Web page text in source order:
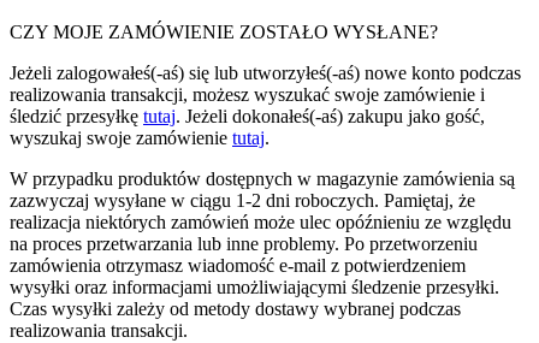
CZY MOJE ZAMÓWIENIE ZOSTAŁO WYSŁANE?
Jeżeli zalogowałeś(-aś) się lub utworzyłeś(-aś) nowe konto podczas
realizowania transakcji, możesz wyszukać swoje zamówienie i
śledzić przesyłkę tutaj. Jeżeli dokonałeś(-aś) zakupu jako gość,
wyszukaj swoje zamówienie tutaj.
W przypadku produktów dostępnych w magazynie zamówienia są
zazwyczaj wysyłane w ciągu 1-2 dni roboczych. Pamiętaj, że
realizacja niektórych zamówień może ulec opóźnieniu ze względu
na proces przetwarzania lub inne problemy. Po przetworzeniu
zamówienia otrzymasz wiadomość e-mail z potwierdzeniem
wysyłki oraz informacjami umożliwiającymi śledzenie przesyłki.
Czas wysyłki zależy od metody dostawy wybranej podczas
realizowania transakcji.